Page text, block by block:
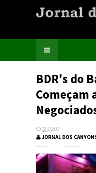
BDR's do
Começam
08:02:00
JORNAL DOS